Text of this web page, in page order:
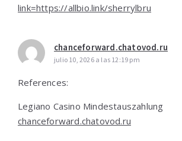
link=https://allbio.link/sherrylbru
chanceforward.chatovod.ru
julio 10, 2026 a las 12:19 pm
References:
Legiano Casino Mindestauszahlung
chanceforward.chatovod.ru